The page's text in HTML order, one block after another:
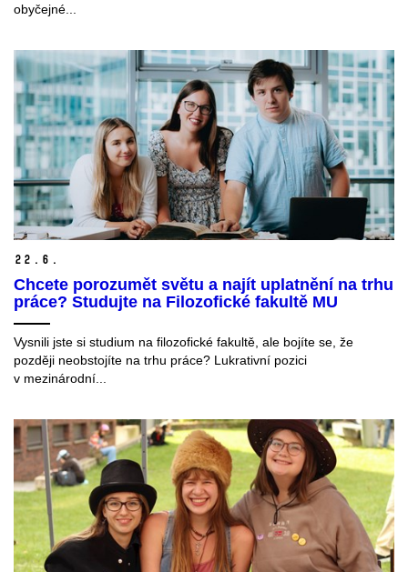
obyčejné...
22. 6.
Chcete porozumět světu a najít uplatnění na trhu
práce? Studujte na Filozofické fakultě MU
Vysnili jste si studium na filozofické fakultě, ale bojíte se, že
později neobstojíte na trhu práce? Lukrativní pozici
v mezinárodní...